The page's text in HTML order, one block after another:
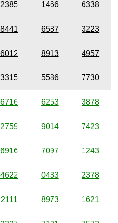
2385 1466 6338
8441 6587 3223
6012 8913 4957
3315 5586 7730
6716 6253 3878
2759 9014 7423
6916 7097 1243
4622 0433 2378
2111 8973 1621